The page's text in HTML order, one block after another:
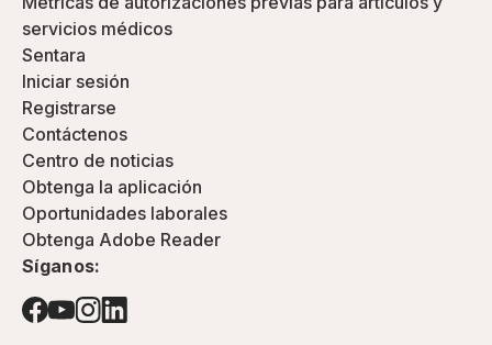
servicios médicos
Sentara
Iniciar sesión
Registrarse
Contáctenos
Centro de noticias
Obtenga la aplicación
Oportunidades laborales
Obtenga Adobe Reader
Síganos: